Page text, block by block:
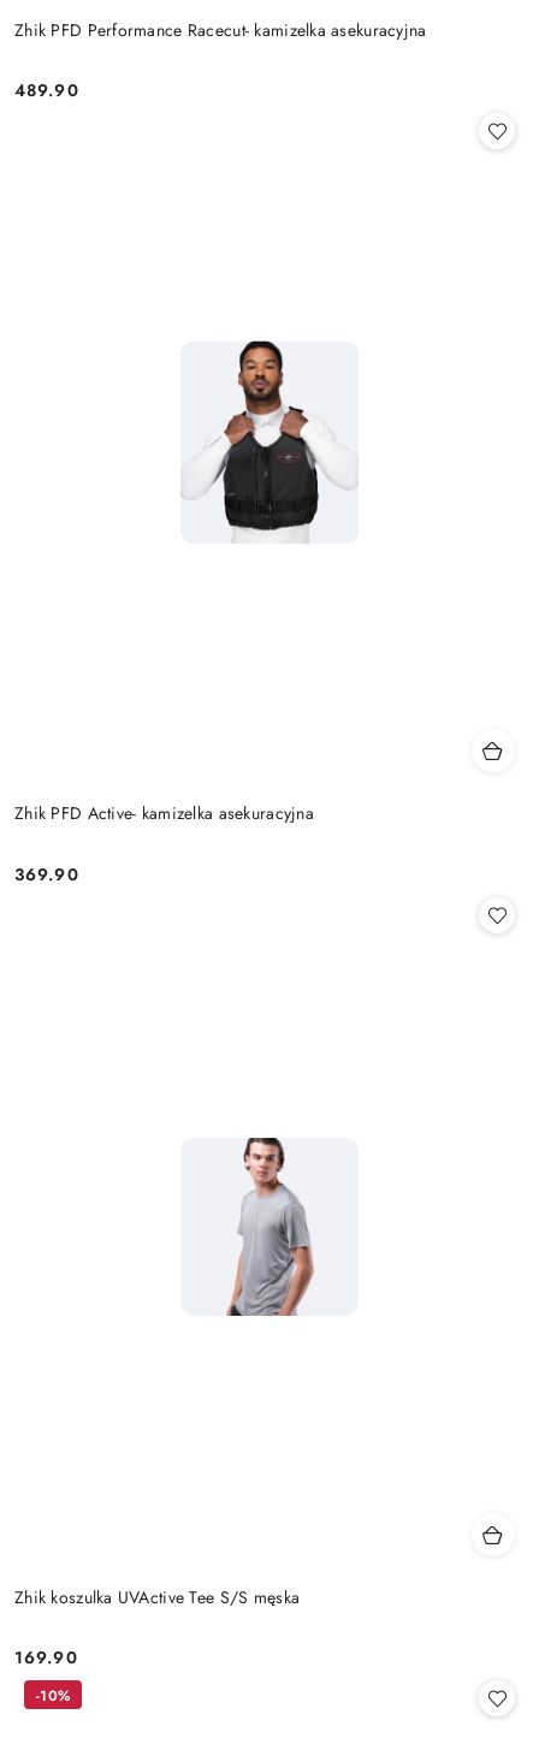
Zhik PFD Performance Racecut- kamizelka asekuracyjna
Cena:
489.90
Zhik PFD Active- kamizelka asekuracyjna
Cena:
369.90
Zhik koszulka UVActive Tee S/S męska
Cena:
169.90
-10%